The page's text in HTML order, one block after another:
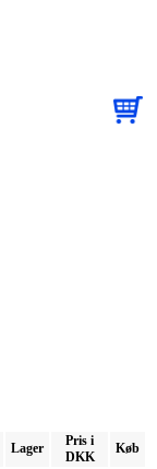
Lager
Pris i
DKK
Køb